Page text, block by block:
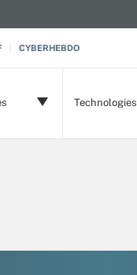
CYBERHEBDO
Technologies